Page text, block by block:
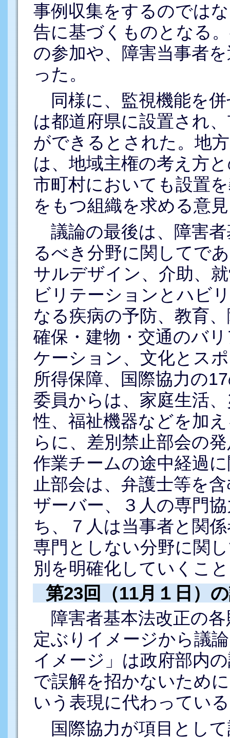
事例収集をするのでは
告に基づくものとなる
の参加や、障害当事者
った。
同様に、監視機能を併
は都道府県に設置され
ができるとされた。地
は、地域主権の考え方
市町村においても設置
をもつ組織を求める意
議論の最後は、障害
るべき分野に関してで
サルデザイン、介助、
ビリテーションとハビ
なる疾病の予防、教育
確保・建物・交通のバ
ケーション、文化とス
所得保障、国際協力の
委員からは、家庭生活
性、福祉機器などを加
らに、差別禁止部会の
作業チームの途中経過
止部会は、弁護士等を
ザーバー、３人の専門
ち、７人は当事者と関
専門としない分野に関
別を明確化していくこ
第23回（11月１日）
障害者基本法改正の各
定ぶりイメージから議
イメージ」は政府部内
で誤解を招かないため
いう表現に代わってい
国際協力が項目とし